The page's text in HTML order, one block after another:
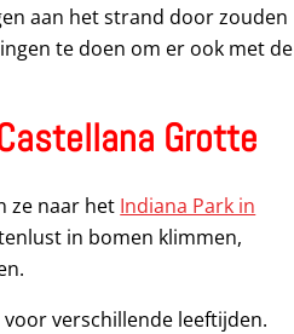
aan het strand door zouden
te doen om er ook met de
Grotte
ze naar het Indiana Park in
in bomen klimmen,
verschillende leeftijden.